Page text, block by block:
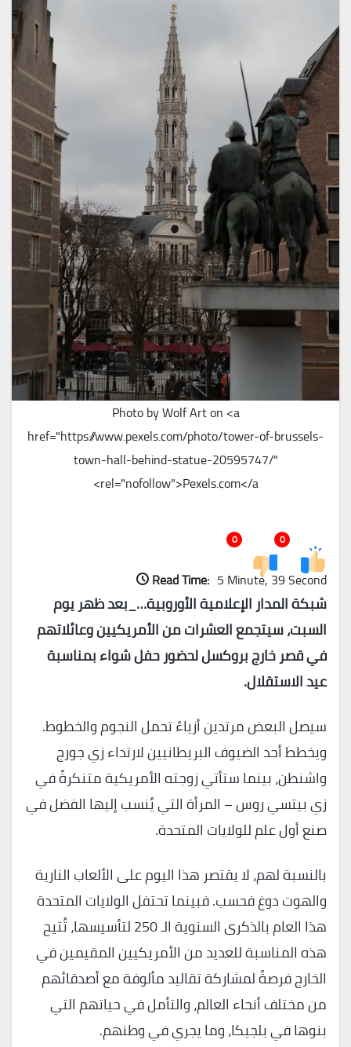
Photo by Wolf Art on <a
href="https://www.pexels.com/photo/tower-of-brussels-
town-hall-behind-statue-20595747/"
rel="nofollow">Pexels.com</a>
0
0
Read Time: 5 Minute, 39 Second
شبكة المدار الإعلامية الأوروبية…_بعد ظهر يوم
السبت، سيتجمع العشرات من الأمريكيين وعائلاتهم
في قصر خارج بروكسل لحضور حفل شواء بمناسبة
عيد الاستقلال.
سيصل البعض مرتدين أزياءً تحمل النجوم والخطوط.
ويخطط أحد الضيوف البريطانيين لارتداء زي جورج
واشنطن، بينما ستأتي زوجته الأمريكية متنكرةً في
زي بيتسي روس – المرأة التي يُنسب إليها الفضل في
صنع أول علم للولايات المتحدة.
بالنسبة لهم، لا يقتصر هذا اليوم على الألعاب النارية
والهوت دوغ فحسب. فبينما تحتفل الولايات المتحدة
هذا العام بالذكرى السنوية الـ 250 لتأسيسها، تُتيح
هذه المناسبة للعديد من الأمريكيين المقيمين في
الخارج فرصةً لمشاركة تقاليد مألوفة مع أصدقائهم
من مختلف أنحاء العالم، والتأمل في حياتهم التي
بنوها في بلجيكا، وما يجري في وطنهم.